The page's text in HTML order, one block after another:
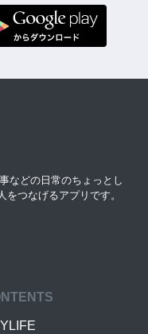
などの日常のちょっとし
つなげるアプリです。